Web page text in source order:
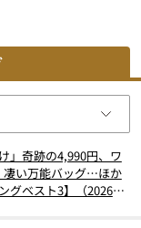
」奇跡の4,990円、ワ
凄い万能バッグ…ほか
グベスト3】（2026年